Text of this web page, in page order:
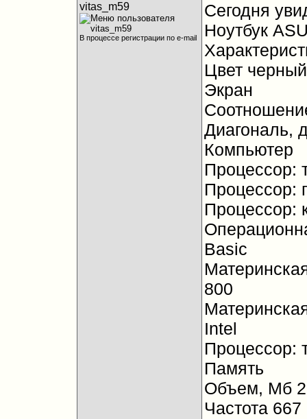
vitas_m59
В процессе регистрации по e-mail
Сегодня
Ноутбук
Цвет
Экран
Диагональ,
Компьютер
Процессор:
Процессор:
Процессор:
Basic
800
Intel
Процессор:
Память
Объем, Мб
Частота 667